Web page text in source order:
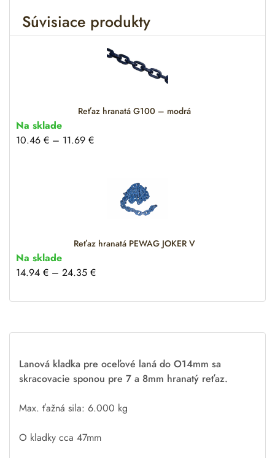
n
a
Súvisiace produkty
Reťaz hranatá G100 – modrá
Na sklade
10.46 € – 11.69 €
Reťaz hranatá PEWAG JOKER V
Na sklade
14.94 € – 24.35 €
Lanová kladka pre oceľové laná do O14mm sa
skracovacie sponou pre 7 a 8mm hranatý reťaz.
Max. ťažná sila: 6.000 kg
O kladky cca 47mm